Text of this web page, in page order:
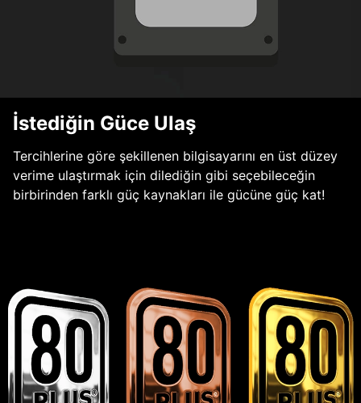
İstediğin Güce Ulaş
Tercihlerine göre şekillenen bilgisayarını en üst düzey
verime ulaştırmak için dilediğin gibi seçebileceğin
birbirinden farklı güç kaynakları ile gücüne güç kat!